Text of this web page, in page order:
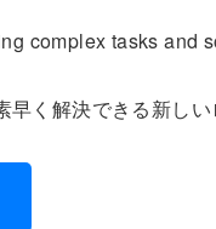
complex tasks
く解決できる新し